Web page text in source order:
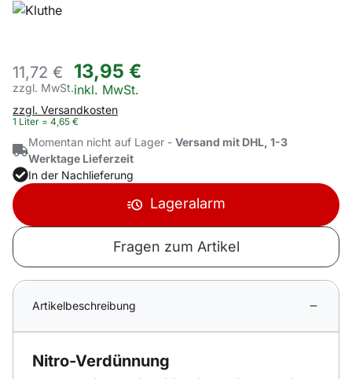
11,72 €
zzgl. MwSt.
13,95 €
Steuerhinweis:
inkl. MwSt.
zzgl. Versandkosten
1 Liter = 4 65 €
Momentan nicht auf Lager - Versand mit DHL, 1-3
Werktage Lieferzeit
In der Nachlieferung
Lageralarm
Fragen zum Artikel
Artikelbeschreibung
Nitro-Verdünnung